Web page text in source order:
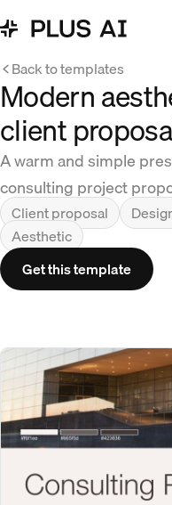
Back to templates
Modern
client
A warm and simple
consulting project
Client proposal
Aesthetic
Get this template